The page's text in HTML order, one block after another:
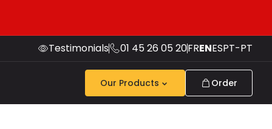
Testimonials 01 45 26 05 20FRENESPT-PT
Our Products Order